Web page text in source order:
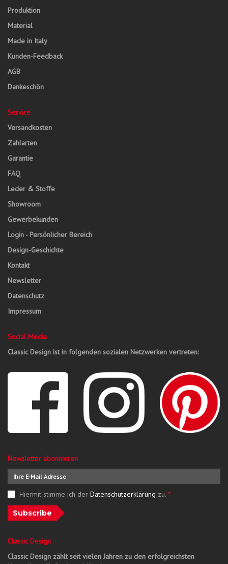
Produktion
Material
Made in Italy
Kunden-Feedback
AGB
Dankeschön
Service
Versandkosten
Zahlarten
Garantie
FAQ
Leder & Stoffe
Showroom
Gewerbekunden
Login - Persönlicher Bereich
Design-Geschichte
Kontakt
Newsletter
Datenschutz
Impressum
Social Media
Classic Design ist in folgenden sozialen Netzwerken vertreten:
Newsletter abonnieren
Hiermit stimme ich der Datenschutzerklärung zu. *
Subscribe
Classic Design
Classic Design zählt seit vielen Jahren zu den erfolgreichsten